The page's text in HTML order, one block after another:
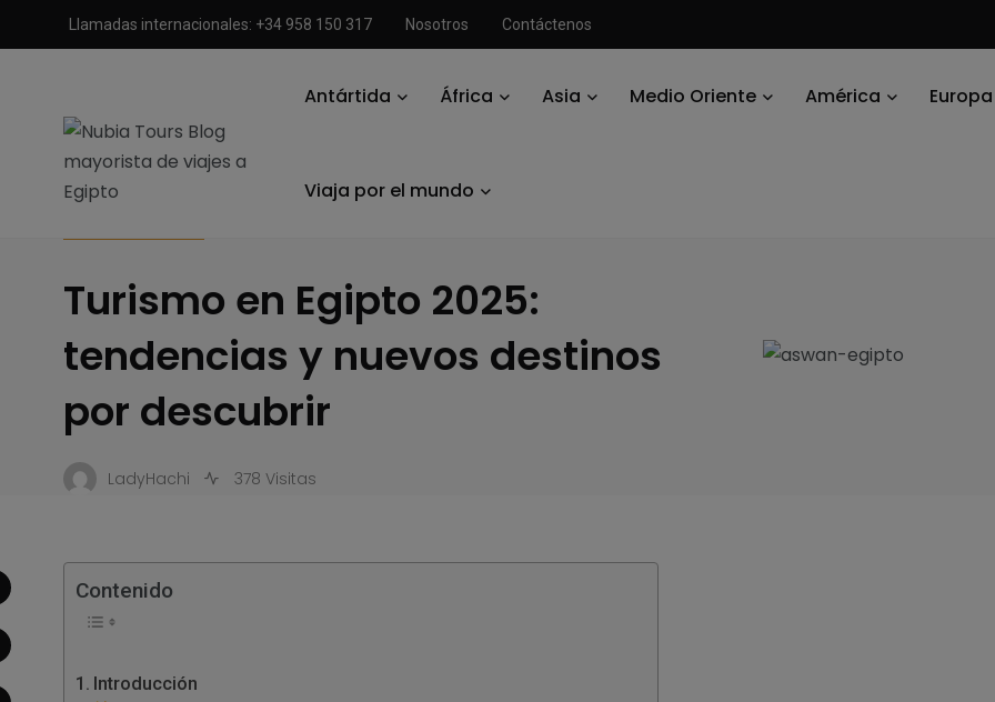
Llamadas internacionales: +34 958 150 317 Nosotros Contáctenos
Antártida África Asia Medio Oriente América Europa
Viaja por el mundo
Turismo en Egipto 2025:
tendencias y nuevos destinos
por descubrir
LadyHachi 378 Visitas
Contenido
Introducción